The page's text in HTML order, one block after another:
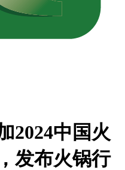
2024中国火
发布火锅行